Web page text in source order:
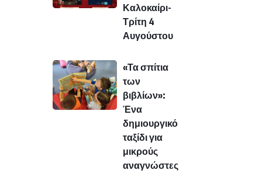
Καλοκαίρι-
Τρίτη 4
Αυγούστου
«Τα σπίτια
των
βιβλίων»:
Ένα
δημιουργικό
ταξίδι για
μικρούς
αναγνώστες